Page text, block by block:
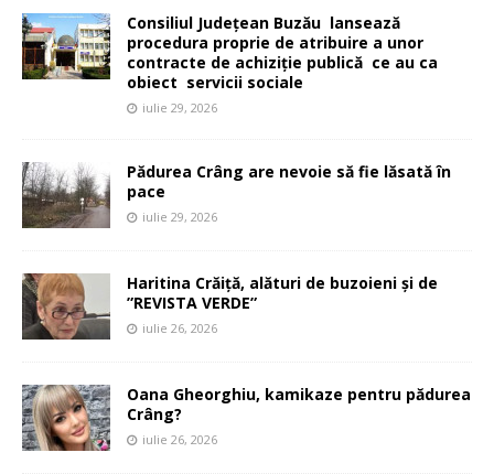
Consiliul Județean Buzău lansează
procedura proprie de atribuire a unor
contracte de achiziție publică ce au ca
obiect servicii sociale
iulie 29, 2026
Pădurea Crâng are nevoie să fie lăsată în
pace
iulie 29, 2026
Haritina Crăiță, alături de buzoieni și de
”REVISTA VERDE”
iulie 26, 2026
Oana Gheorghiu, kamikaze pentru pădurea
Crâng?
iulie 26, 2026